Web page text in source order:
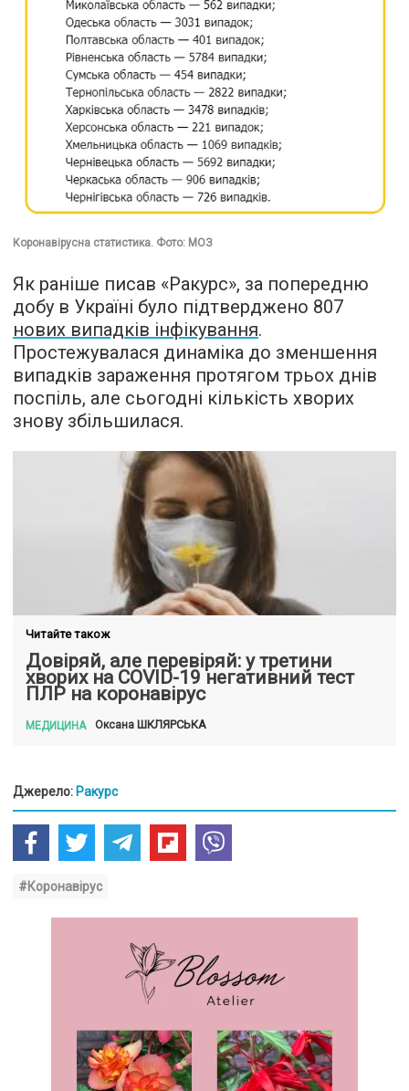
Коронавірусна статистика. Фото: МОЗ
Як раніше писав «Ракурс», за попередню
добу в Україні було підтверджено 807
нових випадків інфікування.
Простежувалася динаміка до зменшення
випадків зараження протягом трьох днів
поспіль, але сьогодні кількість хворих
знову збільшилася.
Читайте також
Довіряй, але перевіряй: у третини
хворих на COVID-19 негативний тест
ПЛР на коронавірус
МЕДИЦИНА Оксана ШКЛЯРСЬКА
Джерело: Ракурс
#Коронавірус